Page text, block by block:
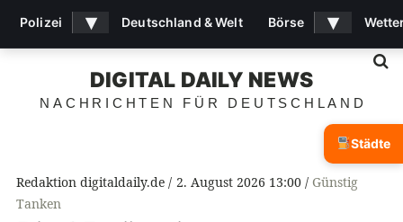
DIGITAL DAILY NEWS
NACHRICHTEN FÜR DEUTSCHLAND
Redaktion digitaldaily.de 2. August 2026 13:00
Günstig
Tanken
Polizei ▾ Deutschland & Welt Börse ▾
Städte